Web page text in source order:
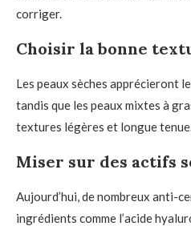
corriger.
Choisir la bonne
Les peaux sèches apprécieront
tandis que les peaux mixtes à
textures légères et longue
Miser sur des actifs
Aujourd’hui, de nombreux anti-
ingrédients comme l’acide